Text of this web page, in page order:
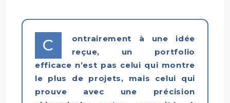
C
ontrairement à une idée
reçue, un portfolio
efficace n’est pas celui qui montre
le plus de projets, mais celui qui
prouve avec une précision